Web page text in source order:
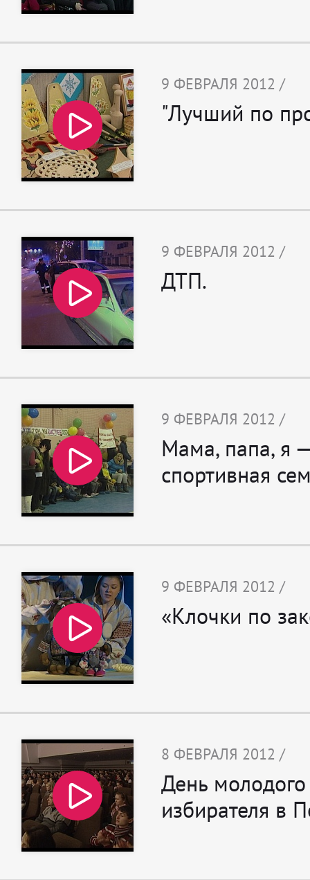
9 ФЕВРАЛЯ 2012 /
"Лучший по
9 ФЕВРАЛЯ 2012 /
ДТП.
9 ФЕВРАЛЯ 2012 /
Мама, папа, я —
спортивная
9 ФЕВРАЛЯ 2012 /
«Клочки по
8 ФЕВРАЛЯ 2012 /
День молодого
избирателя в